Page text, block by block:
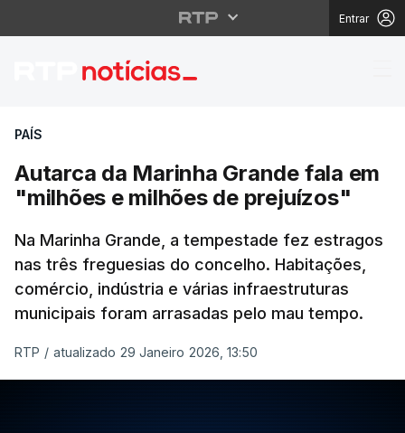
Entrar
Autarca da Marinha
PAÍS
Autarca da Marinha Grande fala em
"milhões e milhões de prejuízos"
Na Marinha Grande, a tempestade fez estragos
nas três freguesias do concelho. Habitações,
comércio, indústria e várias infraestruturas
municipais foram arrasadas pelo mau tempo.
RTP / atualizado 29 Janeiro 2026, 13:50